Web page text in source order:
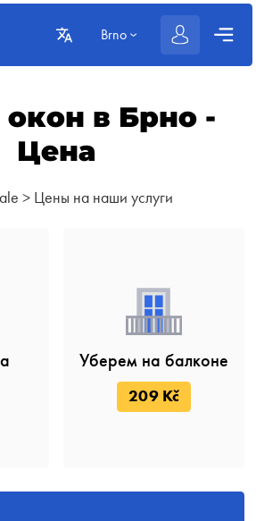
Brno
в Брно -
Цена
> Цены на наши услуги
Уберем на балконе
209 Kč